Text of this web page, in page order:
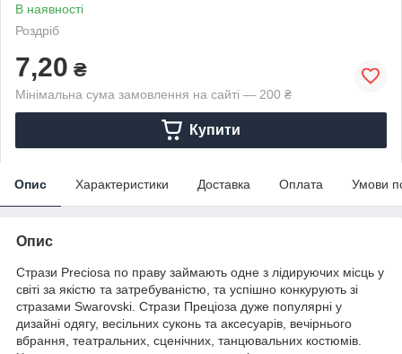
В наявності
Роздріб
7,20 ₴
Мінімальна сума замовлення на сайті — 200 ₴
Купити
Опис Характеристики Доставка Оплата Умови
Опис
Стрази Preciosa по праву займають одне з лідируючих місць у
світі за якістю та затребуваністю, та успішно конкурують зі
стразами Swarovski. Стрази Преціоза дуже популярні у
дизайні одягу, весільних суконь та аксесуарів, вечірнього
вбрання, театральних, сценічних, танцювальних костюмів.